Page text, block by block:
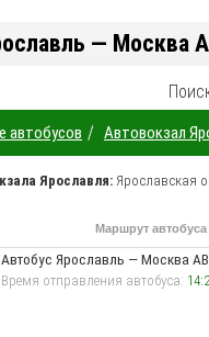
— Москва
автобусов / Автовокзал
Ярославля: Ярославская
Маршрут автобуса
Автобус Ярославль —Москва
Время отправления автобуса: